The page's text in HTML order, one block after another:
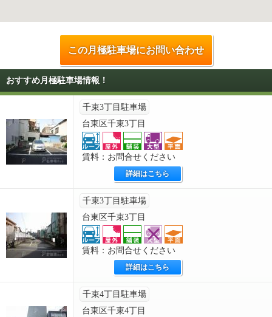
この月極駐車場にお問い合わせ
おすすめ月極駐車場情報！
千束3丁目駐車場
台東区千束3丁目
賃料：お問合せください
詳細はこちら
千束3丁目駐車場
台東区千束3丁目
賃料：お問合せください
詳細はこちら
千束4丁目駐車場
台東区千束4丁目